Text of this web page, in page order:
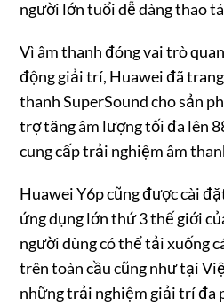
người lớn tuổi dễ dàng thao
Vì âm thanh đóng vai trò
động giải trí, Huawei đã
thanh SuperSound cho sản
trợ tăng âm lượng tối đa lên
cung cấp trải nghiệm âm
Huawei Y6p cũng được cài
ứng dụng lớn thứ 3 thế giới
người dùng có thể tải xuống
trên toàn cầu cũng như tại
những trải nghiệm giải trí đa